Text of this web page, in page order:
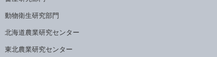
動物衛生研究部門
北海道農業研究センター
東北農業研究センター